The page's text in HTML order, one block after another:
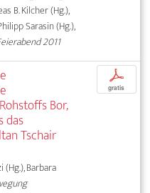
B. Kilcher (Hg.),
Sarasin (Hg.),
2011
Bor,
das
Tschair
Barbara
p
gratis